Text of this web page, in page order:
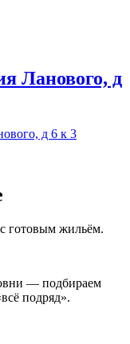
Ланового, д
д 6 к 3
готовым жильём.
— подбираем
подряд».